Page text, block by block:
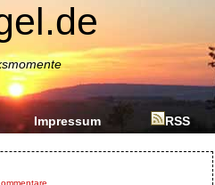
Impressum RSS